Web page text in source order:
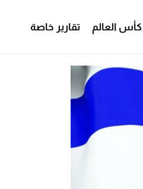
كأس العالم تقارير خاصة